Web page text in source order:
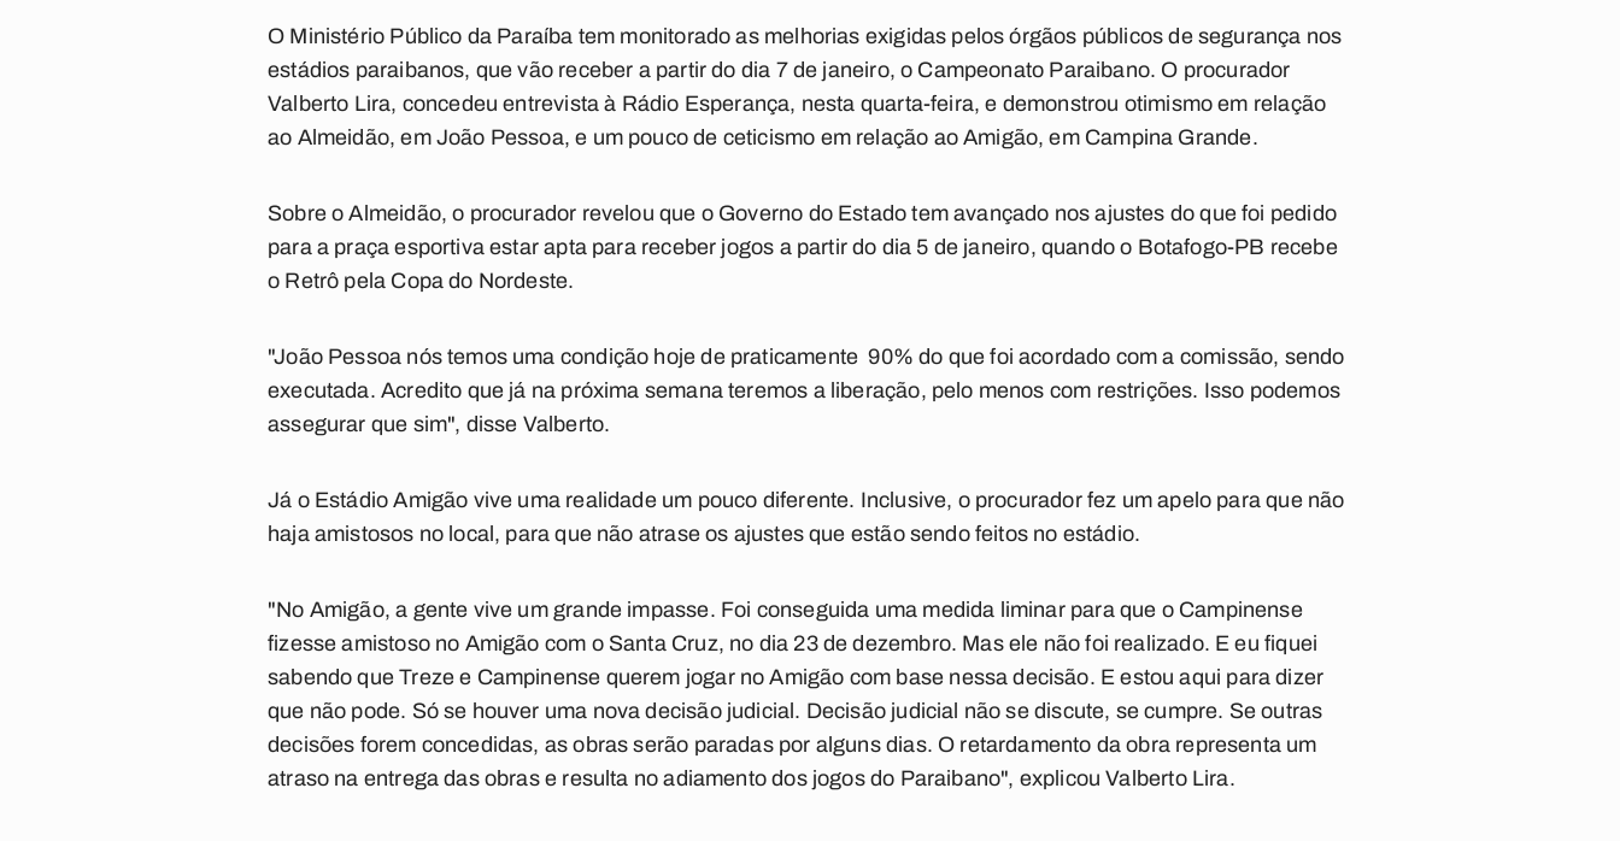
O Ministério Público da Paraíba tem monitorado as melhorias exigidas pelos órgãos públicos de segurança nos
estádios paraibanos, que vão receber a partir do dia 7 de janeiro, o Campeonato Paraibano. O procurador
Valberto Lira, concedeu entrevista à Rádio Esperança, nesta quarta-feira, e demonstrou otimismo em relação
ao Almeidão, em João Pessoa, e um pouco de ceticismo em relação ao Amigão, em Campina Grande.
Sobre o Almeidão, o procurador revelou que o Governo do Estado tem avançado nos ajustes do que foi pedido
para a praça esportiva estar apta para receber jogos a partir do dia 5 de janeiro, quando o Botafogo-PB recebe
o Retrô pela Copa do Nordeste.
"João Pessoa nós temos uma condição hoje de praticamente 90% do que foi acordado com a comissão, sendo
executada. Acredito que já na próxima semana teremos a liberação, pelo menos com restrições. Isso podemos
assegurar que sim", disse Valberto.
Já o Estádio Amigão vive uma realidade um pouco diferente. Inclusive, o procurador fez um apelo para que não
haja amistosos no local, para que não atrase os ajustes que estão sendo feitos no estádio.
"No Amigão, a gente vive um grande impasse. Foi conseguida uma medida liminar para que o Campinense
fizesse amistoso no Amigão com o Santa Cruz, no dia 23 de dezembro. Mas ele não foi realizado. E eu fiquei
sabendo que Treze e Campinense querem jogar no Amigão com base nessa decisão. E estou aqui para dizer
que não pode. Só se houver uma nova decisão judicial. Decisão judicial não se discute, se cumpre. Se outras
decisões forem concedidas, as obras serão paradas por alguns dias. O retardamento da obra representa um
atraso na entrega das obras e resulta no adiamento dos jogos do Paraibano", explicou Valberto Lira.